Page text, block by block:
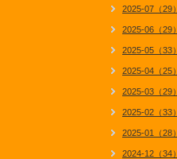
2025-07（29）
2025-06（29）
2025-05（33）
2025-04（25）
2025-03（29）
2025-02（33）
2025-01（28）
2024-12（34）